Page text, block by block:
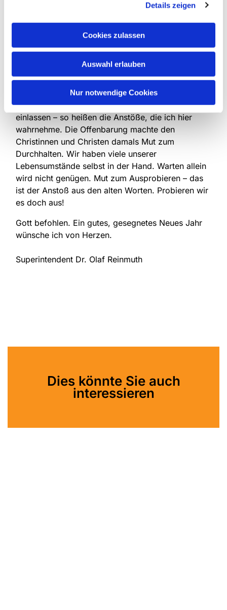
Details zeigen
Cookies zulassen
Auswahl erlauben
Nur notwendige Cookies
werden, auch wenn vom guten Ende unterwegs
nicht immer viel zu sehen ist. Wer gerne in die
Vergangenheit zurückwill, wird allerdings
konfrontiert und herausgefordert. Das ist nicht
gemütlich. Wo alles beim Alten bleiben soll, gibt es
Mehr Experimente wagen, mehr Ausprobieren,
mehr verändern und sein lassen, sich auf Neues
einlassen – so heißen die Anstöße, die ich hier
wahrnehme. Die Offenbarung machte den
Christinnen und Christen damals Mut zum
Durchhalten. Wir haben viele unserer
Lebensumstände selbst in der Hand. Warten allein
wird nicht genügen. Mut zum Ausprobieren – das
ist der Anstoß aus den alten Worten. Probieren wir
es doch aus!
Gott befohlen. Ein gutes, gesegnetes Neues Jahr
wünsche ich von Herzen.
Superintendent Dr. Olaf Reinmuth
Dies könnte Sie auch
interessieren